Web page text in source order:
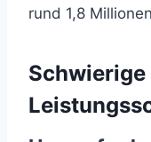
rund 1,8
Schwierige